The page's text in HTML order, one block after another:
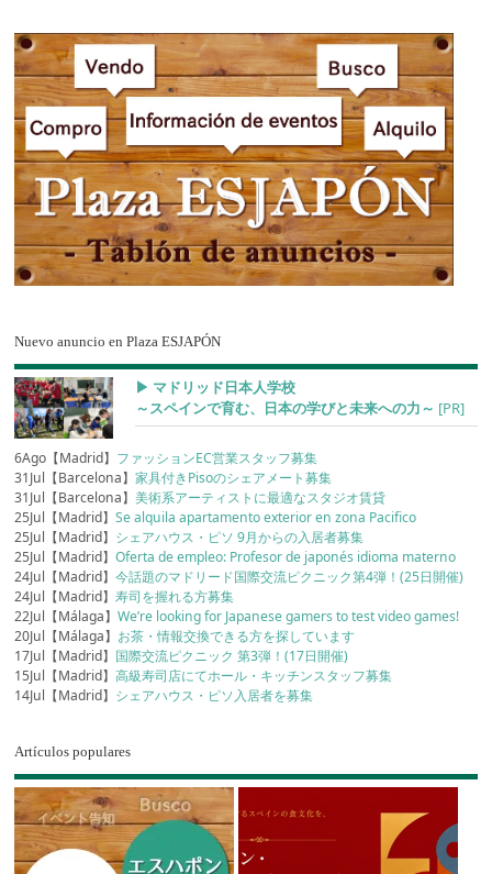
Nuevo anuncio en Plaza ESJAPÓN
▶︎ マドリッド日本人学校
～スペインで育む、日本の学びと未来への力～ [PR]
6Ago【Madrid】 ファッションEC営業スタッフ募集
31Jul【Barcelona】家具付きPisoのシェアメート募集
31Jul【Barcelona】美術系アーティストに最適なスタジオ賃貸
25Jul【Madrid】Se alquila apartamento exterior en zona Pacifico
25Jul【Madrid】 シェアハウス・ピソ 9月からの入居者募集
25Jul【Madrid】Oferta de empleo: Profesor de japonés idioma materno
24Jul【Madrid】今話題のマドリード国際交流ピクニック第4弾！(25日開催)
24Jul【Madrid】寿司を握れる方募集
22Jul【Málaga】We’re looking for Japanese gamers to test video games!
20Jul【Málaga】 お茶・情報交換できる方を探しています
17Jul【Madrid】 国際交流ピクニック 第3弾！(17日開催)
15Jul【Madrid】高級寿司店にてホール・キッチンスタッフ募集
14Jul【Madrid】 シェアハウス・ピソ入居者を募集
Artículos populares